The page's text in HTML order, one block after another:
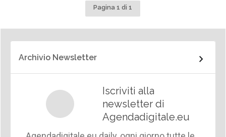
Pagina 1 di 1
Archivio Newsletter
Iscriviti alla
newsletter di
Agendadigitale.eu